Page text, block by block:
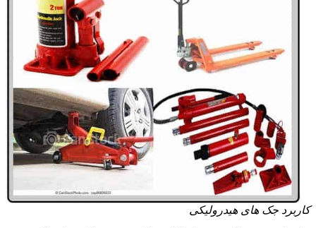
کاربرد جک های هیدرولیکی